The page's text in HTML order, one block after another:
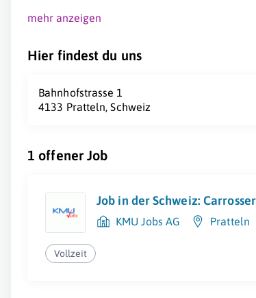
mehr anzeigen
Hier findest du uns
Bahnhofstrasse 1
4133 Pratteln, Schweiz
1 offener Job
Job in der Schweiz:
KMU Jobs AG Pratteln
Vollzeit